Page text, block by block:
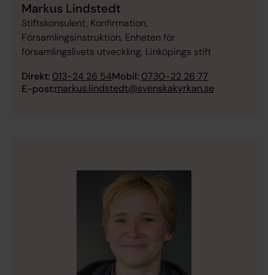
Markus Lindstedt
Stiftskonsulent, Konfirmation,
Församlingsinstruktion, Enheten för
församlingslivets utveckling, Linköpings stift
Direkt: 013-24 26 54Mobil: 0730-22 26 77
E-post:markus.lindstedt@svenskakyrkan.se